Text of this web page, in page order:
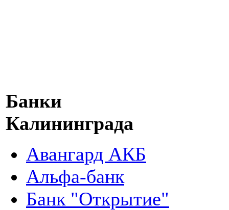
Банки
Калининграда
Авангард АКБ
Альфа-банк
Банк "Открытие"